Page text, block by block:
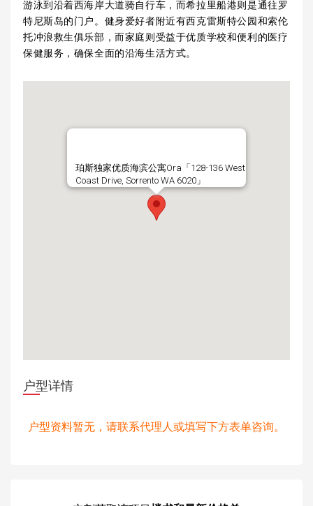
游泳到沿着西海岸大道骑自行车，而希拉里船港则是通往罗
特尼斯岛的门户。健身爱好者附近有西克雷斯特公园和索伦
托冲浪救生俱乐部，而家庭则受益于优质学校和便利的医疗
保健服务，确保全面的沿海生活方式。
珀斯独家优质海滨公寓Ora「128-136 West
Coast Drive, Sorrento WA 6020」
户型详情
户型资料暂无，请联系代理人或填写下方表单咨询。